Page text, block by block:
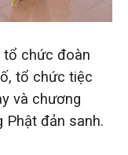
tổ chức đoàn
tổ chức tiệc
và chương
Phật đản sanh.